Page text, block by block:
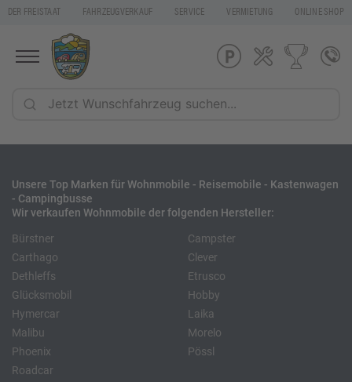
DER FREISTAAT FAHRZEUGVERKAUF SERVICE VERMIETUNG ONLINE SHOP
Unsere Top Marken für Wohnmobile - Reisemobile - Kastenwagen
- Campingbusse
Wir verkaufen Wohnmobile der folgenden Hersteller:
Bürstner
Carthago
Dethleffs
Glücksmobil
Hymercar
Malibu
Phoenix
Roadcar
Campster
Clever
Etrusco
Hobby
Laika
Morelo
Pössl